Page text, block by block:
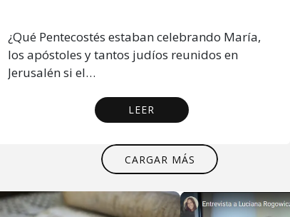
¿Qué Pentecostés estaban celebrando María,
los apóstoles y tantos judíos reunidos en
Jerusalén si el…
LEER
CARGAR MÁS